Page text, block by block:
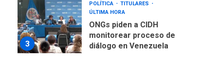
3
POLÍTICA
TITULARES
ÚLTIMA HORA
ONGs piden a CIDH
monitorear proceso de
diálogo en Venezuela